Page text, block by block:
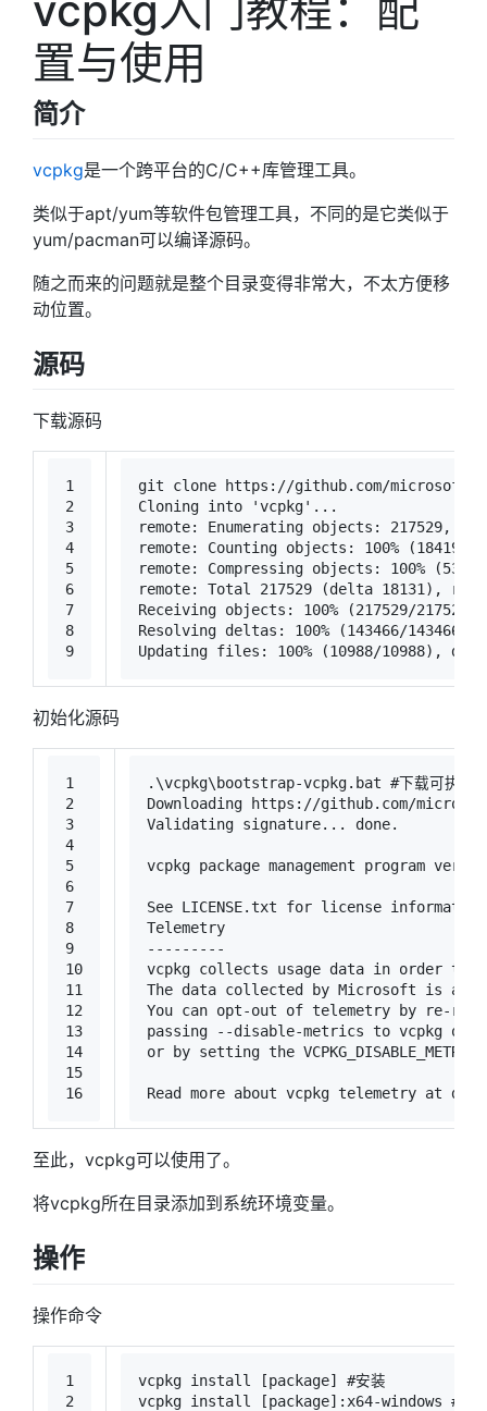
置与使用
简介
vcpkg是一个跨平台的C/C++库管理工具。
类似于apt/yum等软件包管理工具，不同的是它类似于
yum/pacman可以编译源码。
随之而来的问题就是整个目录变得非常大，不太方便移
动位置。
源码
下载源码
1
2
3
4
5
6
7
8
9
git clone https://github.com/microsoft/
Cloning into
'vcpkg' ...
remote: Enumerating objects: 217529,
remote: Counting objects: 100% (18419/
remote: Compressing objects: 100%
remote: Total 217529 (delta 18131),
Receiving objects: 100% (217529/
Resolving deltas: 100% (143466/143466),
Updating files: 100% (10988/10988), done
初始化源码
1
2
3
4
5
6
7
8
9
10
11
12
13
14
15
16
.\vcpkg\bootstrap-vcpkg.bat #下载可执行
Downloading https://github.com/
Validating signature... done.
vcpkg package management program
See LICENSE.txt for license
Telemetry
---------
vcpkg collects usage data in order to
The data collected by Microsoft is
You can opt-out of telemetry by re-
passing --disable-metrics to vcpkg on
or by setting the
Read more about vcpkg telemetry at
至此，vcpkg可以使用了。
将vcpkg所在目录添加到系统环境变量。
操作
操作命令
1
2
vcpkg install [package] #安装
vcpkg install [package]:x64-windows #安